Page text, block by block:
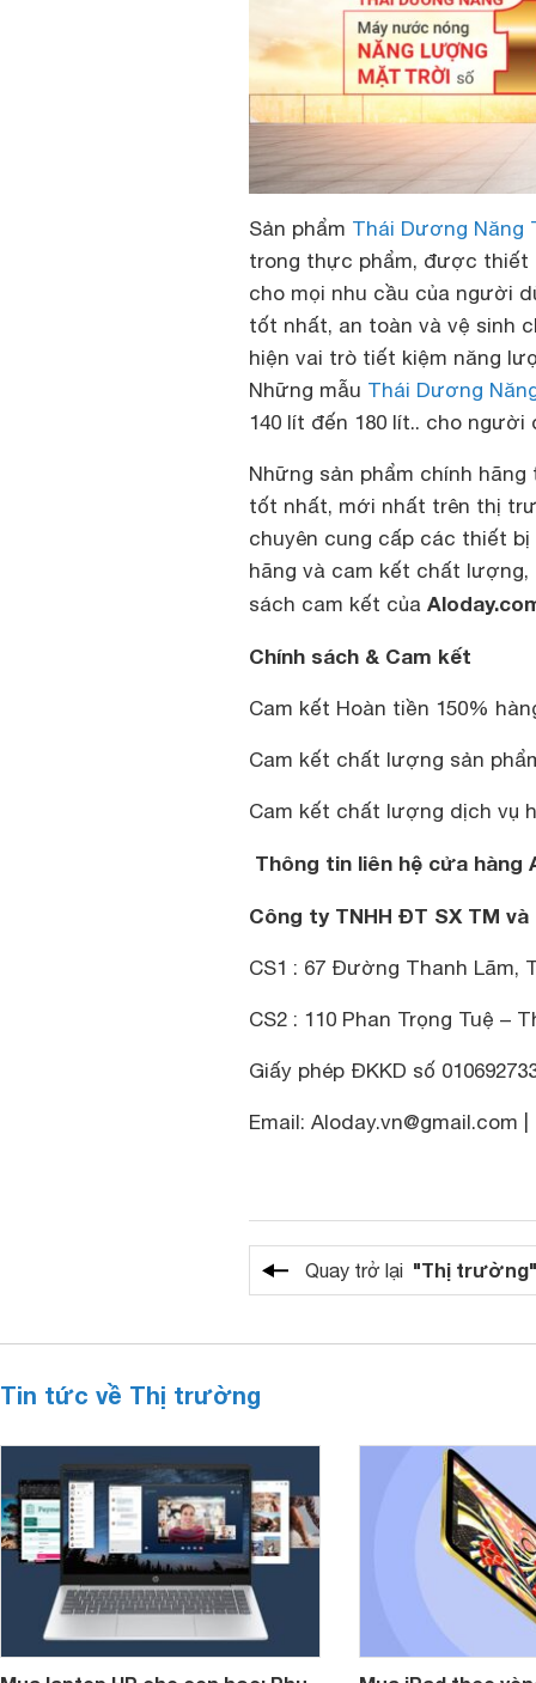
Sản phẩm Thái Dương Năng
trong thực phẩm, được thiết
cho mọi nhu cầu của người
tốt nhất, an toàn và vệ sinh
hiện vai trò tiết kiệm năng
Những mẫu Thái Dương
140 lít đến 180 lít.. cho người
Những sản phẩm chính
tốt nhất, mới nhất trên thị
chuyên cung cấp các thiết
hãng và cam kết chất
sách cam kết của
Chính sách & Cam kết
Cam kết Hoàn tiền 150%
Cam kết chất lượng sản
Cam kết chất lượng dịch vụ
Thông tin liên hệ cửa hàng
Công ty TNHH ĐT SX TM và
CS1 : 67 Đường Thanh Lãm,
CS2 : 110 Phan Trọng Tuệ –
Giấy phép ĐKKD số
Email: Aloday.vn@gmail.com
Quay trở lại "Thị trường"
Tin tức về Thị trường